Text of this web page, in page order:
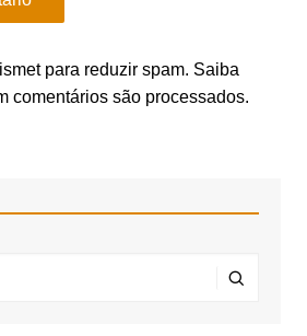
para reduzir spam. Saiba
comentários são processados.